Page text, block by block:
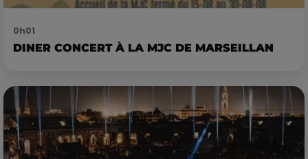
0h01
DINER CONCERT À LA MJC DE MARSEILLAN